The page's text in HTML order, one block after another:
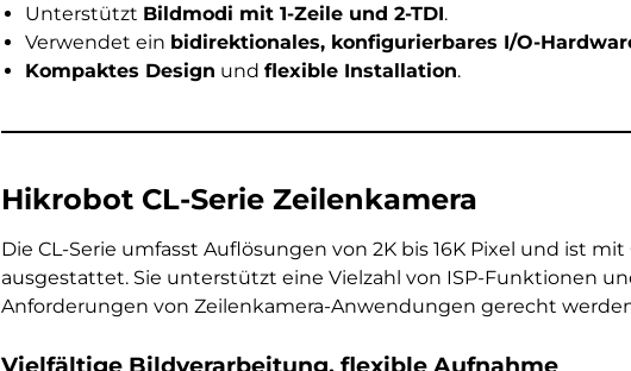
Unterstützt Bildmodi mit 1-Zeile und 2-TDI.
Verwendet ein bidirektionales, konfigurierbares I/O-
Kompaktes Design und flexible Installation.
Hikrobot CL-Serie Zeilenkamera
Die CL-Serie umfasst Auflösungen von 2K bis 16K Pixel und ist
ausgestattet. Sie unterstützt eine Vielzahl von ISP-Funktionen
Anforderungen von Zeilenkamera-Anwendungen gerecht
Vielfältige Bildverarbeitung, flexible Aufnahme